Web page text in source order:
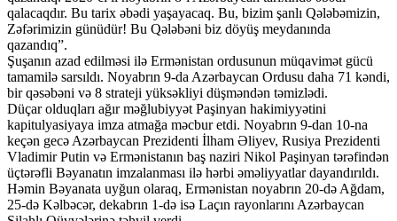
qalacaqdır. Bu tarix əbədi yaşayacaq. Bu, bizim şanlı Qələbəmizin,
Zəfərimizin günüdür! Bu Qələbəni biz döyüş meydanında
qazandıq”.
Şuşanın azad edilməsi ilə Ermənistan ordusunun müqavimət gücü
tamamilə sarsıldı. Noyabrın 9-da Azərbaycan Ordusu daha 71 kəndi,
bir qəsəbəni və 8 strateji yüksəkliyi düşməndən təmizlədi.
Düçar olduqları ağır məğlubiyyət Paşinyan hakimiyyətini
kapitulyasiyaya imza atmağa məcbur etdi. Noyabrın 9-dan 10-na
keçən gecə Azərbaycan Prezidenti İlham Əliyev, Rusiya Prezidenti
Vladimir Putin və Ermənistanın baş naziri Nikol Paşinyan tərəfindən
üçtərəfli Bəyanatın imzalanması ilə hərbi əməliyyatlar dayandırıldı.
Həmin Bəyanata uyğun olaraq, Ermənistan noyabrın 20-də Ağdam,
25-də Kəlbəcər, dekabrın 1-də isə Laçın rayonlarını Azərbaycan